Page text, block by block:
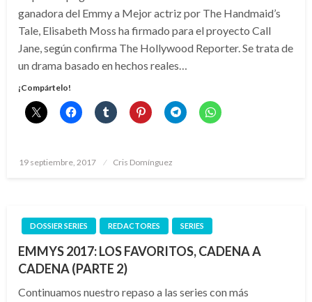
ganadora del Emmy a Mejor actriz por The Handmaid’s
Tale, Elisabeth Moss ha firmado para el proyecto Call
Jane, según confirma The Hollywood Reporter. Se trata de
un drama basado en hechos reales…
¡Compártelo!
Publicado
19 septiembre, 2017 Cris Domínguez
DOSSIER SERIES REDACTORES SERIES
EMMYS 2017: LOS FAVORITOS, CADENA A
CADENA (PARTE 2)
Continuamos nuestro repaso a las series con más